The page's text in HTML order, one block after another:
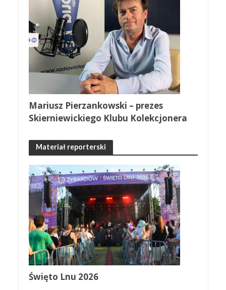
Mariusz Pierzankowski – prezes
Skierniewickiego Klubu Kolekcjonera
Materiał reporterski
Święto Lnu 2026